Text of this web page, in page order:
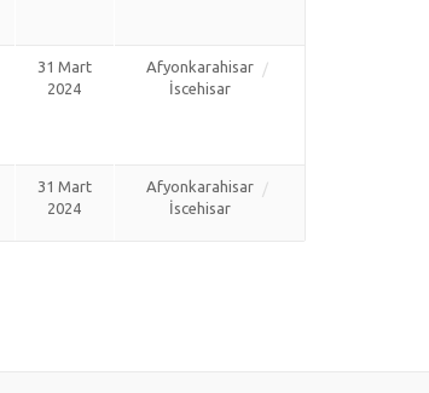
31 Mart
2024
Afyonkarahisar
İscehisar
31 Mart
2024
Afyonkarahisar
İscehisar